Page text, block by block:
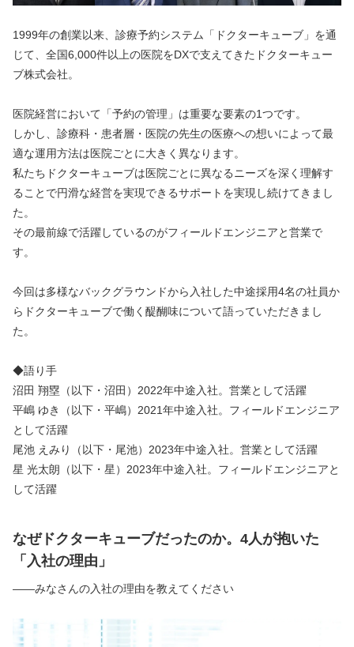
1999年の創業以来、診療予約システム「ドクターキューブ」を通
じて、全国6,000件以上の医院をDXで支えてきたドクターキュー
ブ株式会社。
医院経営において「予約の管理」は重要な要素の1つです。
しかし、診療科・患者層・医院の先生の医療への想いによって最
適な運用方法は医院ごとに大きく異なります。
私たちドクターキューブは医院ごとに異なるニーズを深く理解す
ることで円滑な経営を実現できるサポートを実現し続けてきまし
た。
その最前線で活躍しているのがフィールドエンジニアと営業で
す。
今回は多様なバックグラウンドから入社した中途採用4名の社員か
らドクターキューブで働く醍醐味について語っていただきまし
た。
◆語り手
沼田 翔塁（以下・沼田）2022年中途入社。営業として活躍
平嶋 ゆき（以下・平嶋）2021年中途入社。フィールドエンジニア
として活躍
尾池 えみり（以下・尾池）2023年中途入社。営業として活躍
星 光太朗（以下・星）2023年中途入社。フィールドエンジニアと
して活躍
なぜドクターキューブだったのか。4人が抱いた
「入社の理由」
――みなさんの入社の理由を教えてください